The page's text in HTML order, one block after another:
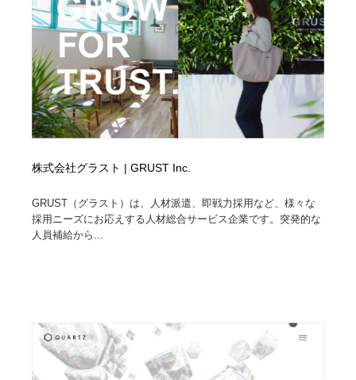
株式会社グラスト | GRUST Inc.
GRUST（グラスト）は、人材派遣、即戦力採用など、様々な
採用ニーズにお応えする人材総合サービス企業です。突発的な
人員補給から...